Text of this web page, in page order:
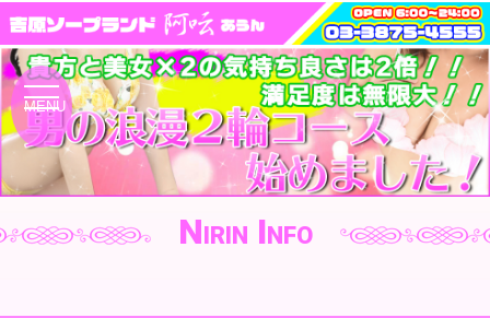
toggle
navigation
MENU
Nirin Info